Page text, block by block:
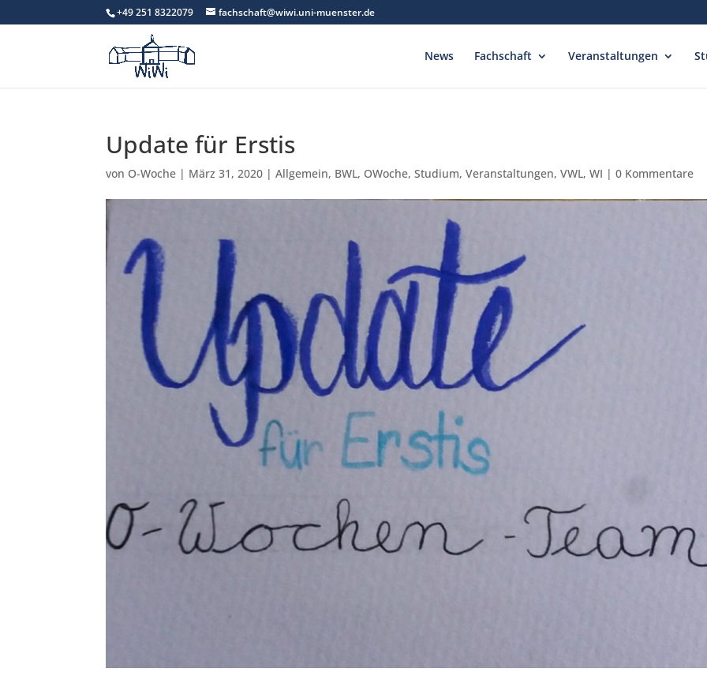
+49 251 8322079 fachschaft@wiwi.uni-muenster.de
News Fachschaft Veranstaltungen
Update für Erstis
von O-Woche | März 31, 2020 |Allgemein, BWL, OWoche,Studium,Veranstaltungen,VWL,WI |0 Kommentare